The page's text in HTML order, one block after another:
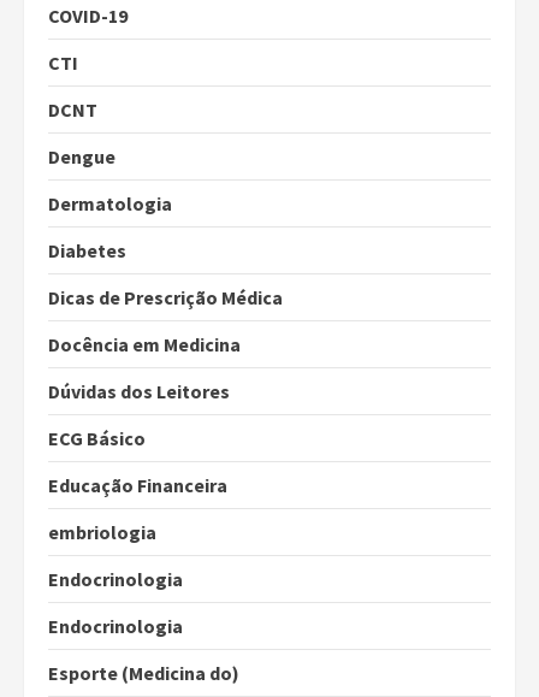
COVID-19
CTI
DCNT
Dengue
Dermatologia
Diabetes
Dicas de Prescrição Médica
Docência em Medicina
Dúvidas dos Leitores
ECG Básico
Educação Financeira
embriologia
Endocrinologia
Endocrinologia
Esporte (Medicina do)